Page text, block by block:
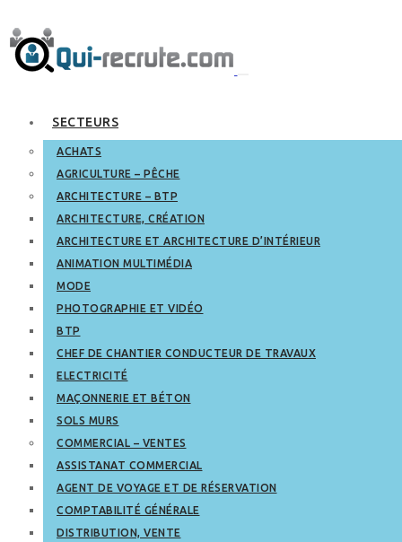
SECTEURS
ACHATS
AGRICULTURE – PÊCHE
ARCHITECTURE – BTP
ARCHITECTURE, CRÉATION
ARCHITECTURE ET ARCHITECTURE D’INTÉRIEUR
ANIMATION MULTIMÉDIA
MODE
PHOTOGRAPHIE ET VIDÉO
BTP
CHEF DE CHANTIER CONDUCTEUR DE TRAVAUX
ELECTRICITÉ
MAÇONNERIE ET BÉTON
SOLS MURS
COMMERCIAL – VENTES
ASSISTANAT COMMERCIAL
AGENT DE VOYAGE ET DE RÉSERVATION
COMPTABILITÉ GÉNÉRALE
DISTRIBUTION, VENTE